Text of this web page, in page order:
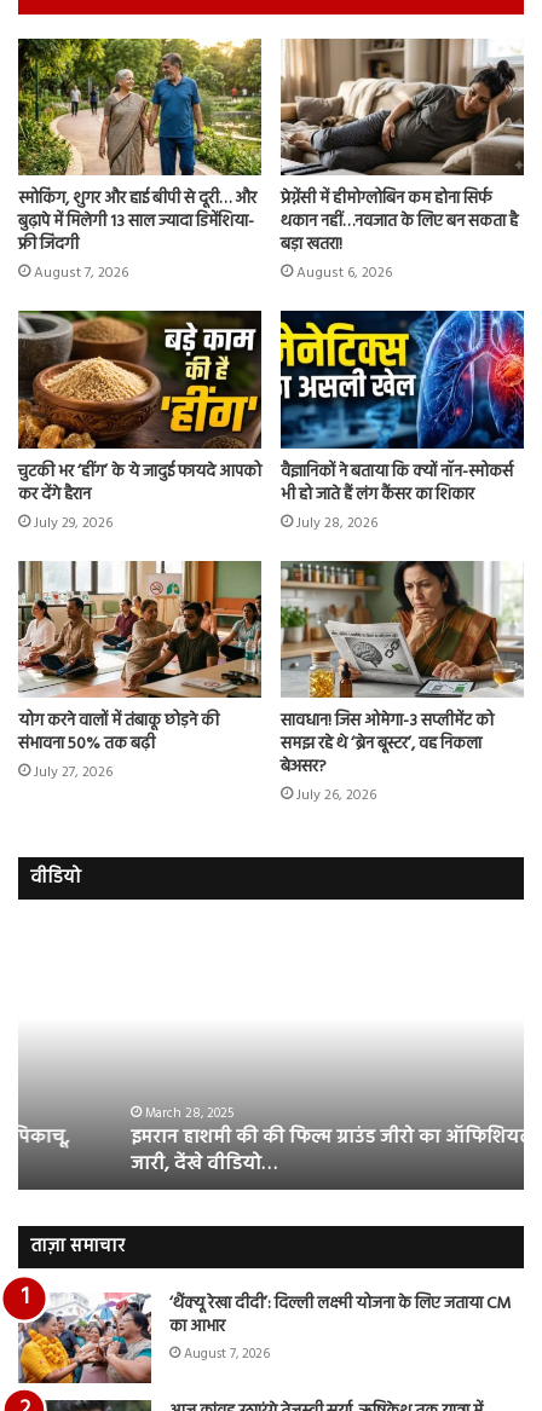
स्मोकिंग, शुगर और हाई बीपी से दूरी… और
बुढ़ापे में मिलेगी 13 साल ज्यादा डिमेंशिया-
फ्री जिंदगी
August 7, 2026
प्रेग्नेंसी में हीमोग्लोबिन कम होना सिर्फ
थकान नहीं…नवजात के लिए बन सकता है
बड़ा खतरा!
August 6, 2026
चुटकी भर ‘हींग’ के ये जादुई फायदे आपको
कर देंगे हैरान
July 29, 2026
वैज्ञानिकों ने बताया कि क्यों नॉन-स्मोकर्स
भी हो जाते हैं लंग कैंसर का शिकार
July 28, 2026
योग करने वालों में तंबाकू छोड़ने की
संभावना 50% तक बढ़ी
July 27, 2026
सावधान! जिस ओमेगा-3 सप्लीमेंट को
समझ रहे थे ‘ब्रेन बूस्टर’, वह निकला
बेअसर?
July 26, 2026
वीडियो
ऑफिशियल
जारी,
वीडियो…
March 28, 2025
इमरान हाशमी की की फिल्म ग्राउंड जीरो का ऑफिशियल टीजर
जारी, देंखे वीडियो…
ताज़ा समाचार
‘थैंक्यू रेखा दीदी’: दिल्ली लक्ष्मी योजना के लिए जताया CM
का आभार
August 7, 2026